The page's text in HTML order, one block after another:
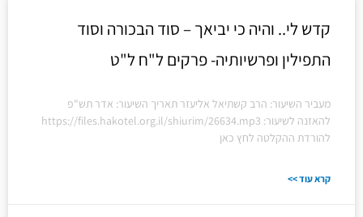
קדש לי.. והיה כי יביאך – סוד הבכורה וסוד
התפילין ופרשיותיה- פרקים ל"ח ל"ט
מעביר השיעור: הרב קשתיאל אליעזר תאריך השיעור: אדר תש"פ
להאזנה לשיעור: https://files.hakotel.org.il/shiurim/26634.mp3
להורדת ההקלטה לחץ כאן
קרא עוד >>